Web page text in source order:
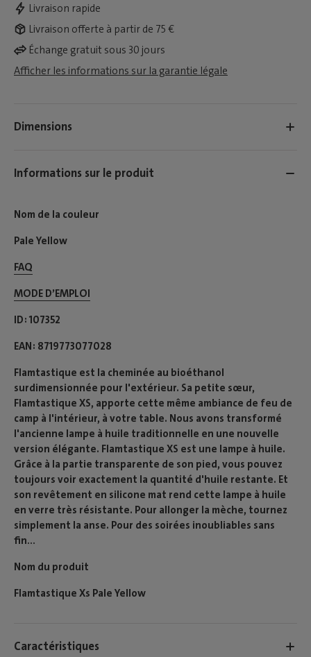
Livraison rapide
Livraison offerte à partir de 75 €
Échange gratuit sous 30 jours
Afficher les informations sur la garantie légale
Dimensions
Informations sur le produit
Nom de la couleur
Pale Yellow
FAQ
MODE D’EMPLOI​
ID 107352
EAN 8719773077028
Flamtastique est la cheminée au bioéthanol
surdimensionnée pour l'extérieur. Sa petite sœur,
Flamtastique XS, apporte cette même ambiance de feu de
camp à l'intérieur, à votre table. Nous avons transformé
l'ancienne lampe à huile traditionnelle en une nouvelle
version élégante. Flamtastique XS est une lampe à huile.
Grâce à la partie transparente de son pied, vous pouvez
toujours voir exactement la quantité d'huile restante. Et
son revêtement en silicone mat rend cette lampe à huile
en verre très résistante. Pour allonger la mèche, tournez
simplement la anse. Pour des soirées inoubliables sans
fin...
Nom du produit
Flamtastique Xs Pale Yellow
Caractéristiques